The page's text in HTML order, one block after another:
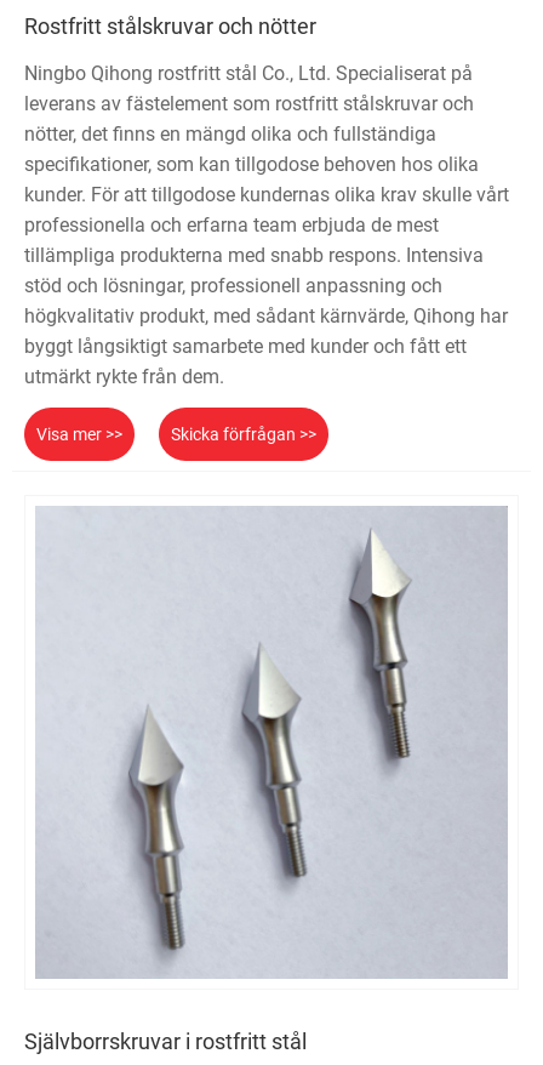
Rostfritt stålskruvar och nötter
Ningbo Qihong rostfritt stål Co., Ltd. Specialiserat på
leverans av fästelement som rostfritt stålskruvar och
nötter, det finns en mängd olika och fullständiga
specifikationer, som kan tillgodose behoven hos olika
kunder. För att tillgodose kundernas olika krav skulle vårt
professionella och erfarna team erbjuda de mest
tillämpliga produkterna med snabb respons. Intensiva
stöd och lösningar, professionell anpassning och
högkvalitativ produkt, med sådant kärnvärde, Qihong har
byggt långsiktigt samarbete med kunder och fått ett
utmärkt rykte från dem.
Visa mer >> Skicka förfrågan >>
Självborrskruvar i rostfritt stål